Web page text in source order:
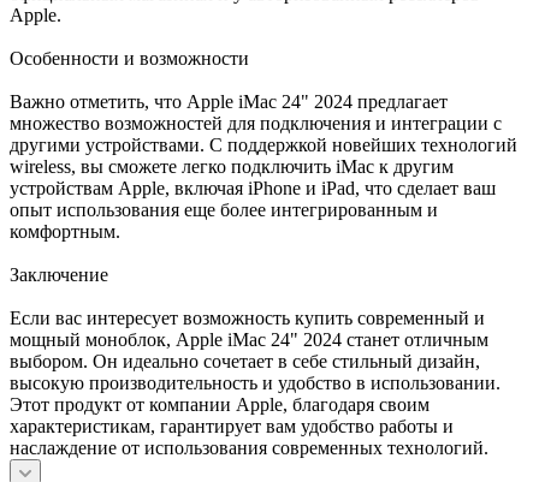
Apple.
Особенности и возможности
Важно отметить, что Apple iMac 24" 2024 предлагает
множество возможностей для подключения и интеграции с
другими устройствами. С поддержкой новейших технологий
wireless, вы сможете легко подключить iMac к другим
устройствам Apple, включая iPhone и iPad, что сделает ваш
опыт использования еще более интегрированным и
комфортным.
Заключение
Если вас интересует возможность купить современный и
мощный моноблок, Apple iMac 24" 2024 станет отличным
выбором. Он идеально сочетает в себе стильный дизайн,
высокую производительность и удобство в использовании.
Этот продукт от компании Apple, благодаря своим
характеристикам, гарантирует вам удобство работы и
наслаждение от использования современных технологий.